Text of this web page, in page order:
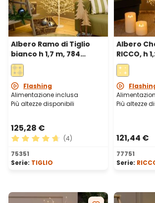
Albero Ramo di Tiglio
bianco h 1,7 m, 784
microled bianco caldo,
uso interno
Flashing
Alimentazione inclusa
Più altezze disponibili
125,28 €
Valutazione media di 4.75 su 5 stelle
(4)
75351
Serie: TIGLIO
Albero
RICCO, h
microled
bianco
interno
Più altezze
121,44 €
77751
Serie: